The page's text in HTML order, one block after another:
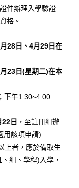
件辦理入學驗證
格。
28日、4月29日在
23日(星期二)在本
下午1:30~4:00
日 ，至註冊組辦
用該項申請)
上者，應於備取生
組、學程)入學，